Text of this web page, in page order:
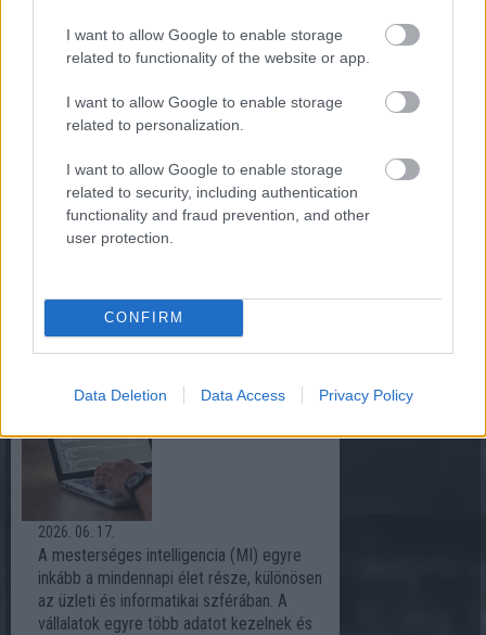
I want to allow Google to enable storage
related to functionality of the website or app.
I want to allow Google to enable storage
related to personalization.
I want to allow Google to enable storage
related to security, including authentication
functionality and fraud prevention, and other
user protection.
CONFIRM
Data Deletion Data Access Privacy Policy
2026. 06. 17.
Hogyan válhat a mesterséges intelligencia
részévé és versenyképességük
javításának eszközévé – ezt a témát
tűzte zászlajára a Joint Venture
Szövetség (JVSZ) Country Ride
Hogyan alakítja át a
mesterséges intelligencia
az adatbázisok
2026. 06. 17.
A mesterséges intelligencia (MI) egyre
inkább a mindennapi élet része, különösen
az üzleti és informatikai szférában. A
vállalatok egyre több adatot kezelnek és